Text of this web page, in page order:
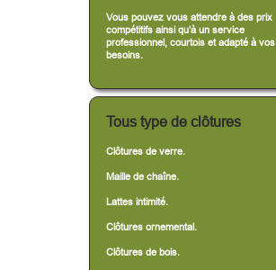
Vous pouvez vous attendre à des prix
compétitifs ainsi qu’à un service
professionnel, courtois et adapté à vos
besoins.
Tous type de clôtures
Clôtures de verre.
Maille de chaîne.
Lattes intimité.
Clôtures ornemental.
Clôtures de bois.